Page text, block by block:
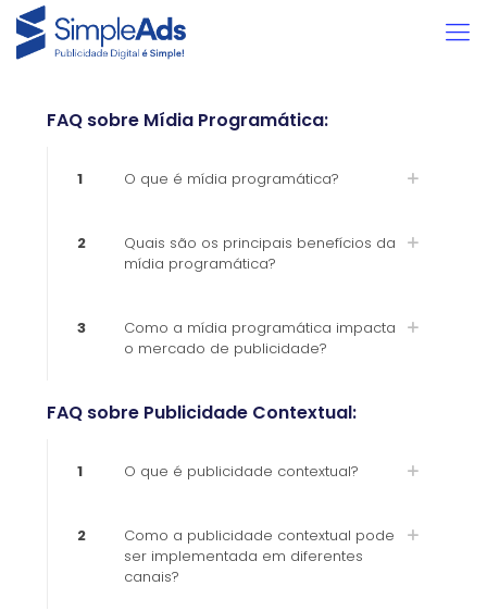
FAQ sobre Mídia Programática:
1 O que é mídia programática?
2
Quais são os principais benefícios da
mídia programática?
3
Como a mídia programática impacta
o mercado de publicidade?
FAQ sobre Publicidade Contextual:
1 O que é publicidade contextual?
2
Como a publicidade contextual pode
ser implementada em diferentes
canais?